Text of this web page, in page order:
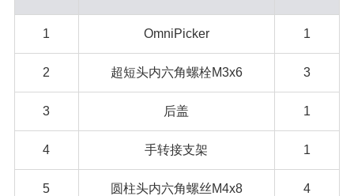
1 OmniPicker 1
2 超短头内六角螺栓M3x6 3
3 后盖 1
4 手转接支架 1
5 圆柱头内六角螺丝M4x8 4